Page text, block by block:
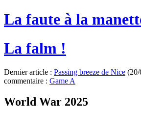
La faute à la
La falm !
Dernier article : Passing breeze de Nice
commentaire : Game A
World War 2025